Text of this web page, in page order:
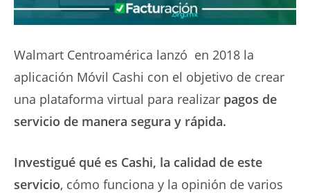
Walmart Centroamérica lanzó en 2018 la
aplicación Móvil Cashi con el objetivo de crear
una plataforma virtual para realizar pagos de
servicio de manera segura y rápida.
Investigué qué es Cashi, la calidad de este
servicio, cómo funciona y la opinión de varios